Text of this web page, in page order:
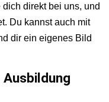
direkt bei uns, und
Du kannst auch mit
dir ein eigenes Bild